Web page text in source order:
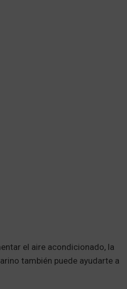
el aire acondicionado, la
también puede ayudarte a